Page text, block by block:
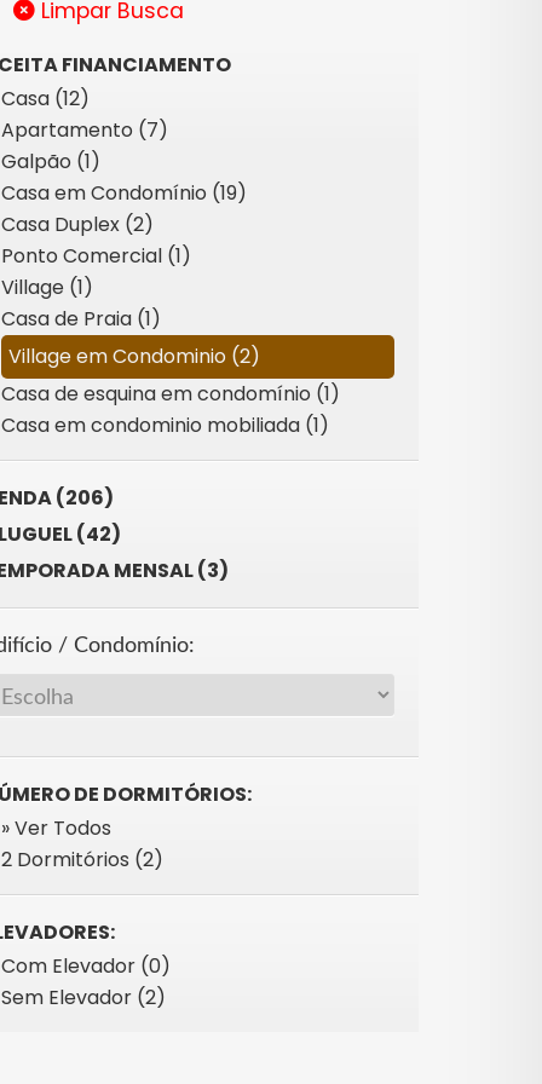
Limpar Busca
FINANCIAMENTO
Casa (12)
Apartamento (7)
Galpão (1)
Casa em Condomínio (19)
Casa Duplex (2)
Ponto Comercial (1)
Village (1)
Casa de Praia (1)
Village em Condominio (2)
Casa de esquina em condomínio (1)
Casa em condominio mobiliada (1)
(206)
(42)
MENSAL (3)
/ Condomínio:
DE DORMITÓRIOS:
» Ver Todos
2 Dormitórios (2)
Com Elevador (0)
Sem Elevador (2)